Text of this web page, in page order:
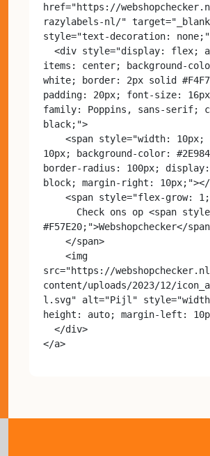
href="https://
razylabels-nl/"
style="text-decoration:
items: center; background-
white; border: 2px solid
padding: 20px; font-size:
family: Poppins, sans-serif;
black;">
10px; background-color:
border-radius: 100px;
block; margin-right: 10px;"></
#F57E20;">Webshopchecker</
src="https://
content/uploads/2023/12/
l.svg" alt="Pijl"
height: auto; margin-left: